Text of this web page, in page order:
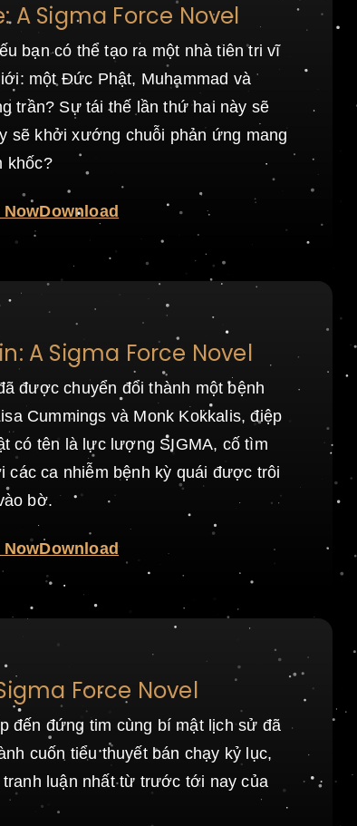
A Sigma Force Novel
bạn có thể tạo ra một nhà tiên tri vĩ
một Đức Phật, Muhammad và
trần? Sự tái thế lần thứ hai này sẽ
sẽ khởi xướng chuỗi phản ứng mang
khốc?
NowDownload
A Sigma Force Novel
được chuyển đổi thành một bệnh
Cummings và Monk Kokkalis, điệp
có tên là lực lượng SIGMA, cố tìm
các ca nhiễm bệnh kỳ quái được trôi
bờ.
NowDownload
Force Novel
đến đứng tim cùng bí mật lịch sử đã
cuốn tiểu thuyết bán chạy kỷ lục,
luận nhất từ trước tới nay của